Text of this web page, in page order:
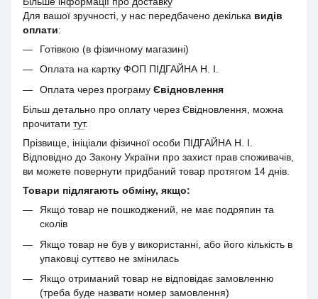
Для вашої зручності, у нас передбачено декілька видів
оплати:
Готівкою (в фізичному магазині)
Оплата на картку ФОП ПІДГАЙНА Н. І.
Оплата через програму Євідновлення
Більш детально про оплату через Євідновлення, можна
прочитати тут.
Прізвище, ініціали фізичної особи ПІДГАЙНА Н. І.
Відповідно до Закону України про захист прав споживачів,
ви можете повернути придбаний товар протягом 14 днів.
Товари підлягають обміну, якщо:
Якщо товар не пошкоджений, не має подряпин та
сколів
Якщо товар не був у використанні, або його кількість в
упаковці суттєво не змінилась
Якщо отриманий товар не відповідає замовленню
(треба буде назвати номер замовлення)